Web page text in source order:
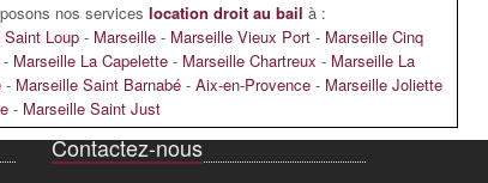
nos serviceslocation droit au bail à :
Saint Loup- Marseille- Marseille Vieux Port- Marseille Cinq
- Marseille La Capelette- Marseille Chartreux- Marseille La
- Marseille Saint Barnabé-Aix-en-Provence- Marseille Joliette
- Marseille Saint Just
Contactez-nous